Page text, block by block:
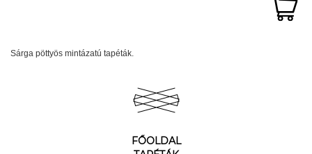
Sárga pöttyös mintázatú tapéták.
FŐOLDAL